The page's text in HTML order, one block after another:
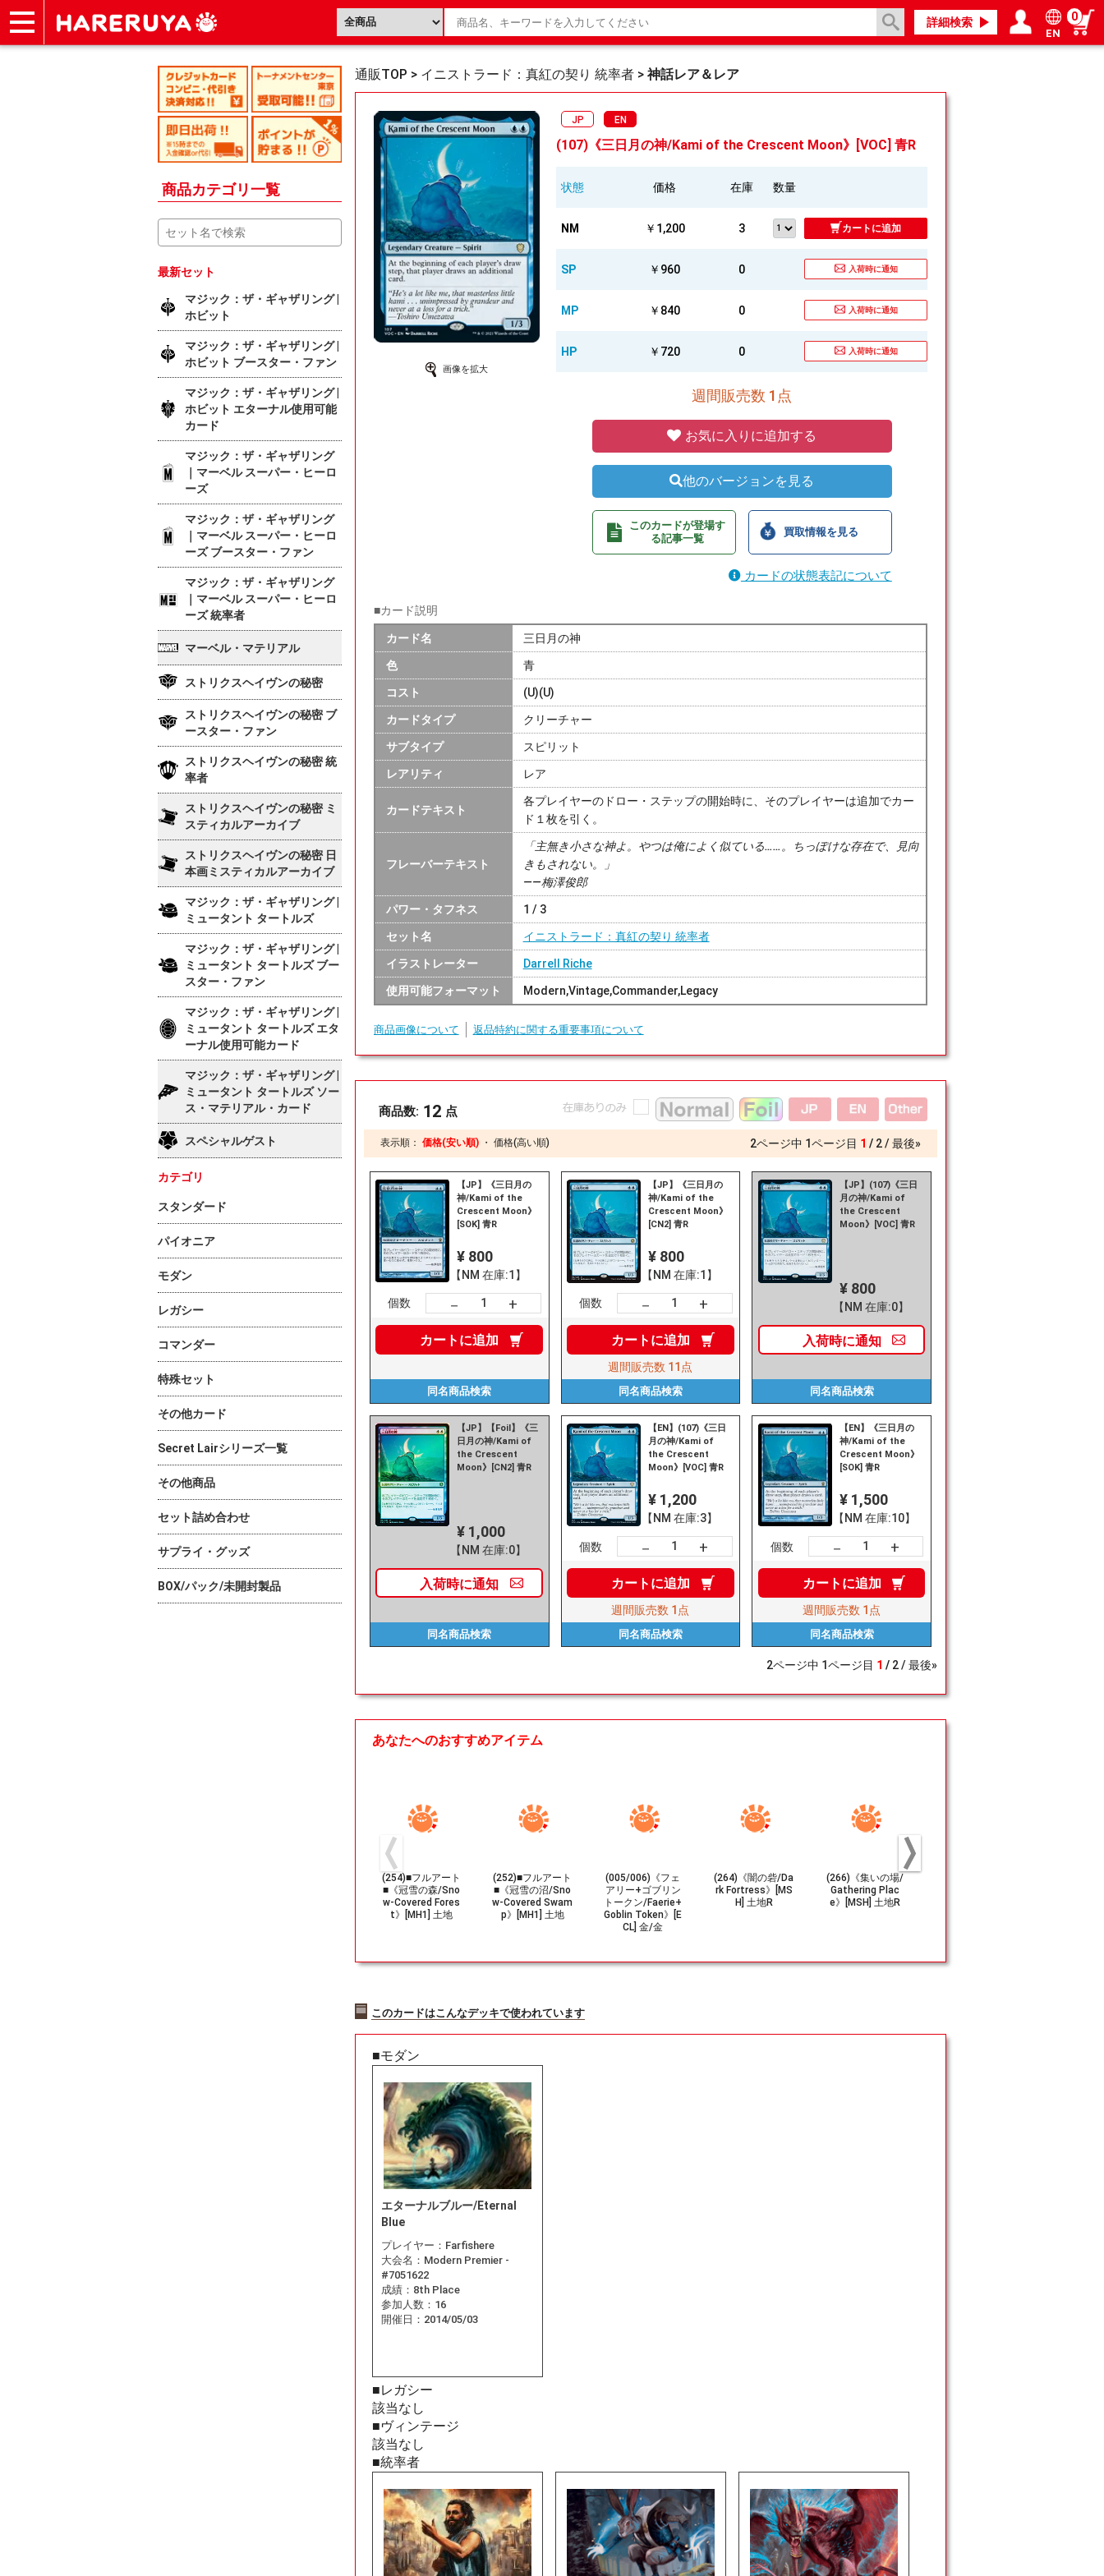
詳細検索
EN
0
商品カテゴリ一覧
通販TOP > イニストラード：真紅の契り 統率者 > 神話レア＆レア
画像を拡大
JP EN
(107)《三日月の神/Kami of the Crescent Moon》[VOC] 青R
状態 価格 在庫 数量
NM ￥1,200 3 カートに追加
SP ￥960 0 入荷時に通知
MP ￥840 0 入荷時に通知
HP ￥720 0 入荷時に通知
週間販売数 1点
お気に入りに追加する
他のバージョンを見る
このカードが登場す
る記事一覧
買取情報を見る
カードの状態表記について
■カード説明
カード名 三日月の神
色 青
コスト (U)(U)
カードタイプ クリーチャー
サブタイプ スピリット
レアリティ レア
カードテキスト
各プレイヤーのドロー・ステップの開始時に、そのプレイヤーは追加でカー
ド１枚を引く。
フレーバーテキスト
「主無き小さな神よ。やつは俺によく似ている……。ちっぽけな存在で、見向
きもされない。」
――梅澤俊郎
パワー・タフネス 1 / 3
セット名 イニストラード：真紅の契り 統率者
イラストレーター Darrell Riche
使用可能フォーマット Modern,Vintage,Commander,Legacy
商品画像について 返品特約に関する重要事項について
商品数: 12 点
表示順： 価格(安い順) ・ 価格(高い順) 2ページ中 1ページ目 1 2 最後»
【JP】《三日月の
神/Kami of the
Crescent Moon》
[SOK] 青R
¥ 800
【NM 在庫:1】
個数 － +
カートに追加
同名商品検索
【JP】《三日月の
神/Kami of the
Crescent Moon》
[CN2] 青R
¥ 800
【NM 在庫:1】
個数 － +
カートに追加
週間販売数 11点
同名商品検索
【JP】(107)《三日
月の神/Kami of
the Crescent
Moon》[VOC] 青R
¥ 800
【NM 在庫:0】
入荷時に通知
同名商品検索
【JP】【Foil】《三
日月の神/Kami of
the Crescent
Moon》[CN2] 青R
¥ 1,000
【NM 在庫:0】
入荷時に通知
同名商品検索
【EN】(107)《三日
月の神/Kami of
the Crescent
Moon》[VOC] 青R
¥ 1,200
【NM 在庫:3】
個数 － +
カートに追加
週間販売数 1点
同名商品検索
【EN】《三日月の
神/Kami of the
Crescent Moon》
[SOK] 青R
¥ 1,500
【NM 在庫:10】
個数 － +
カートに追加
週間販売数 1点
同名商品検索
2ページ中 1ページ目 1 2 最後»
あなたへのおすすめアイテム
(254)■フルアート
■《冠雪の森/Sno
w-Covered Fores
t》[MH1] 土地
(252)■フルアート
■《冠雪の沼/Sno
w-Covered Swam
p》[MH1] 土地
(005/006)《フェ
アリー+ゴブリン
トークン/Faerie+
Goblin Token》[E
CL] 金/金
(264)《闇の砦/Da
rk Fortress》[MS
H] 土地R
(266)《集いの場/
Gathering Plac
e》[MSH] 土地R
このカードはこんなデッキで使われています
■モダン
エターナルブルー/Eternal
Blue
プレイヤー： Farfishere
大会名： Modern Premier -
#7051622
成績： 8th Place
参加人数： 16
開催日： 2014/05/03
■レガシー
該当なし
■ヴィンテージ
該当なし
■統率者